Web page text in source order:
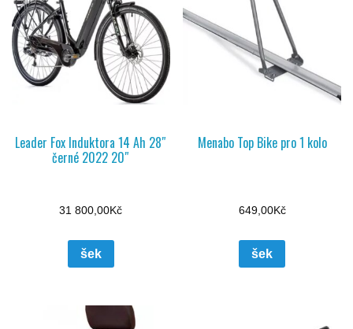
Leader Fox Induktora 14 Ah 28″
černé 2022 20″
31 800,00Kč
šek
Menabo Top Bike pro 1 kolo
649,00Kč
šek